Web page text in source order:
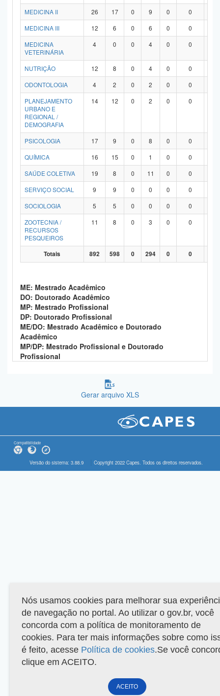
MEDICINA II
26 17 0 9 0 0
MEDICINA III
12 6 0 6 0 0
MEDICINA
VETERINÁRIA
4 0 0 4 0 0
NUTRIÇÃO 12 8 0 4 0 0
ODONTOLOGIA
4 2 0 2 0 0
PLANEJAMENTO
URBANO E
REGIONAL /
DEMOGRAFIA
14 12 0 2 0 0
PSICOLOGIA 17 9 0 8 0 0
QUÍMICA
16 15 0 1 0 0
SAÚDE COLETIVA
19 8 0 11 0 0
SERVIÇO SOCIAL
9 9 0 0 0 0
SOCIOLOGIA
5 5 0 0 0 0
ZOOTECNIA /
RECURSOS
PESQUEIROS
11 8 0 3 0 0
Totais 892 598 0 294 0 0
ME: Mestrado Acadêmico
DO: Doutorado Acadêmico
MP: Mestrado Profissional
DP: Doutorado Profissional
ME/DO: Mestrado Acadêmico e Doutorado
Acadêmico
MP/DP: Mestrado Profissional e Doutorado
Profissional
Gerar arquivo XLS
Compatibilidade
Versão do sistema: 3.88.9 Copyright 2022 Capes. Todos os direitos reservados.
Nós usamos cookies para melhorar sua
de navegação no portal. Ao utilizar o gov.br, você
concorda com a política de monitoramento de
cookies. Para ter mais informações sobre como
é feito, acesse Política de cookies.Se você
clique em ACEITO.
ACEITO